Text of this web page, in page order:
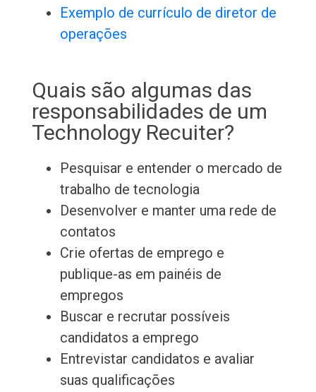
Exemplo de currículo de diretor de
operações
Quais são algumas das
responsabilidades de um
Technology Recuiter?
Pesquisar e entender o mercado de
trabalho de tecnologia
Desenvolver e manter uma rede de
contatos
Crie ofertas de emprego e
publique-as em painéis de
empregos
Buscar e recrutar possíveis
candidatos a emprego
Entrevistar candidatos e avaliar
suas qualificações